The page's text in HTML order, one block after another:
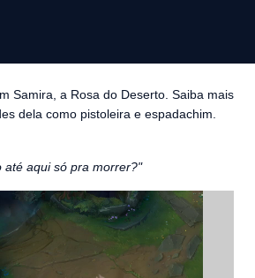
Samira, a Rosa do Deserto. Saiba mais
dela como pistoleira e espadachim.
até aqui só pra morrer?"